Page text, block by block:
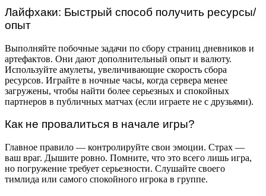
Лайфхаки: Быстрый способ получить ресурсы/
опыт
Выполняйте побочные задачи по сбору страниц дневников и
артефактов. Они дают дополнительный опыт и валюту.
Используйте амулеты, увеличивающие скорость сбора
ресурсов. Играйте в ночные часы, когда сервера менее
загружены, чтобы найти более серьезных и спокойных
партнеров в публичных матчах (если играете не с друзьями).
Как не провалиться в начале игры?
Главное правило — контролируйте свои эмоции. Страх —
ваш враг. Дышите ровно. Помните, что это всего лишь игра,
но погружение требует серьезности. Слушайте своего
тимлида или самого спокойного игрока в группе.